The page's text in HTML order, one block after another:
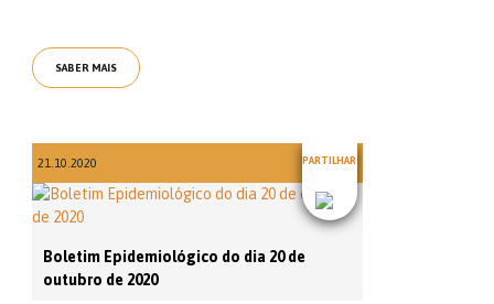
SABER MAIS
21.10.2020 PARTILHAR
Boletim Epidemiológico do dia 20 de
outubro de 2020